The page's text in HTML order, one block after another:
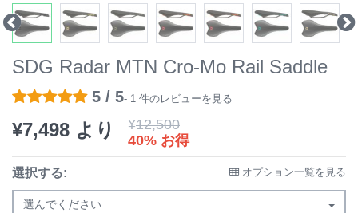
SDG Radar MTN Cro-Mo Rail Saddle
5 / 5- 1 件のレビューを見る
¥7,498 より ¥12,500
40% お得
選択する: オプション一覧を見る
選んでください